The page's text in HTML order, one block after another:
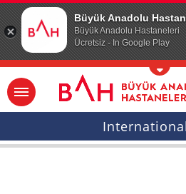
Büyük Anadolu
Büyük Anadolu Hastaneleri
Ücretsiz - In Google Play
Ana icerige atla